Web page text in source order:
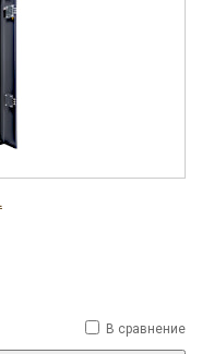
В сравнение